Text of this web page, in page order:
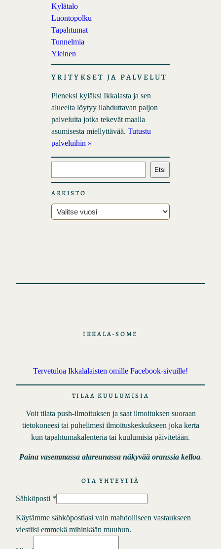
Kylätalo
Luontopolku
Tapahtumat
Tunnelmia
Yleinen
YRITYKSET JA PALVELUT
Pieneksi kyläksi Ikkalasta ja sen
alueelta löytyy ilahduttavan paljon
palveluita jotka tekevät maalla
asumisesta miellyttävää. Tutustu
palveluihin »
t
s
i
Etsi
ARKISTO
r
IKKALA-SOME
Tervetuloa Ikkalalaisten omille Facebook-sivuille!
TILAA KUULUMISIA
Voit tilata push-ilmoituksen ja saat ilmoituksen suoraan
tietokoneesi tai puhelimesi ilmoituskeskukseen joka kerta
kun tapahtumakalenteria tai kuulumisia päivitetään.
Paina vasemmassa alareunassa näkyvää oranssia kelloa.
OTA YHTEYTTÄ
Sähköposti *
Käytämme sähköpostiasi vain mahdolliseen vastaukseen
viestiisi emmekä mihinkään muuhun.